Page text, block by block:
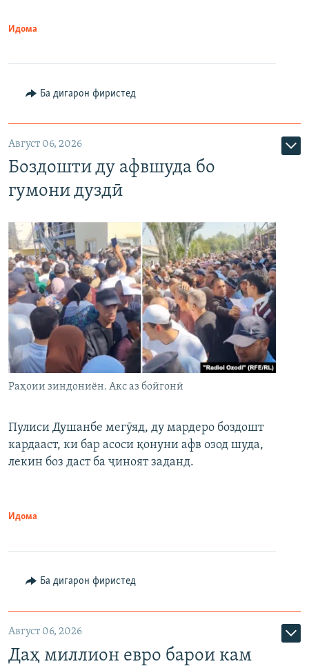
Идома
Ба дигарон фиристед
Август 06, 2026
Боздошти ду афвшуда бо
гумони дуздӣ
Раҳоии зиндониён. Акс аз бойгонӣ
Пулиси Душанбе мегӯяд, ду мардеро боздошт
кардааст, ки бар асоси қонуни афв озод шуда,
лекин боз даст ба ҷиноят заданд.
Идома
Ба дигарон фиристед
Август 06, 2026
Даҳ миллион евро барои кам